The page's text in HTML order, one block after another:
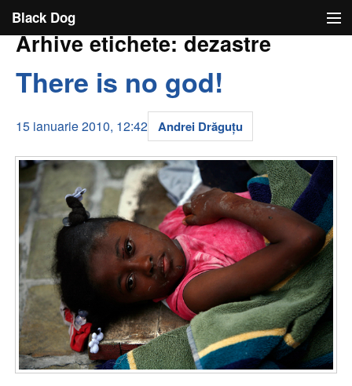
Black Dog
Ideea
Cu limba scoasă
Black Dog
Arhive etichete: dezastre
There is no god!
15 ianuarie 2010, 12:42 Andrei Drăguţu